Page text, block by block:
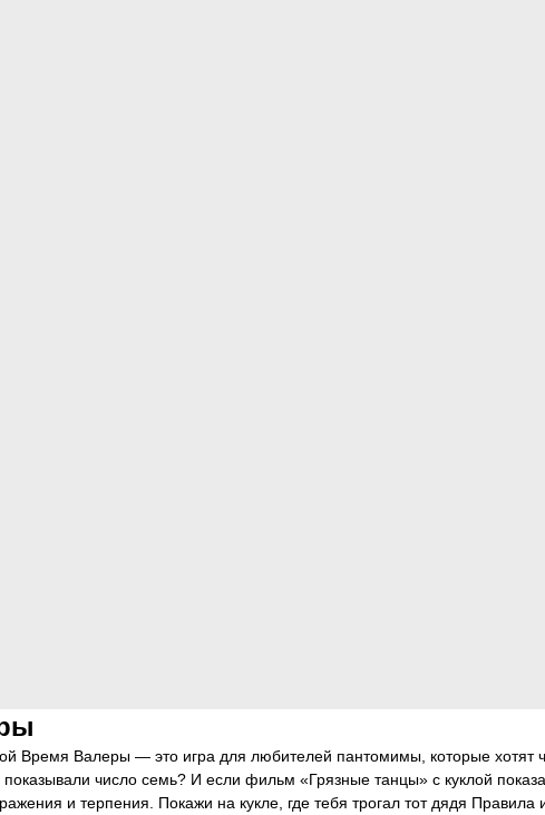
Время Валеры — это игра для любителей пантомимы, которые хотят
показывали число семь? И если фильм «Грязные танцы» с куклой
и терпения. Покажи на кукле, где тебя трогал тот дядя